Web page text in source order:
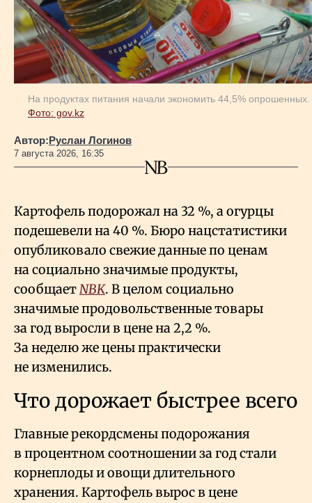
На продуктах питания начали экономить 44,5% опрошенных.
Фото: gov.kz
Автор:Руслан Логинов
7 августа 2026, 16:35
Картофель подорожал на 32 %, а огурцы
подешевели на 40 %. Бюро нацстатистики
опубликовало свежие данные по ценам
на социально значимые продукты,
сообщаетNBK. В целом социально
значимые продовольственные товары
за год выросли в цене на 2,2 %.
За неделю же цены практически
не изменились.
Что дорожает быстрее всего
Главные рекордсмены подорожания
в процентном соотношении за год стали
корнеплоды и овощи длительного
хранения. Картофель вырос в цене